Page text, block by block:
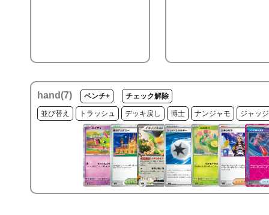
hand(7) ベンチ+ チェック解除
並び替え トラッシュ デッキ戻し 博士 ナンジャモ ジャッ